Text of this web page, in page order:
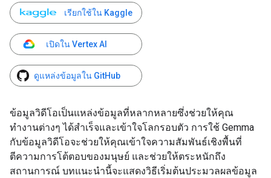
เรียกใช้ใน Kaggle
เปิดใน Vertex AI
ดูแหล่งข้อมูลใน GitHub
ข้อมูลวิดีโอเป็นแหล่งข้อมูลที่หลากหลายซึ่งช่วยให้คุณ
ทำงานต่างๆ ได้สำเร็จและเข้าใจโลกรอบตัว การใช้ Gemma
กับข้อมูลวิดีโอจะช่วยให้คุณเข้าใจความสัมพันธ์เชิงพื้นที่
ตีความการโต้ตอบของมนุษย์ และช่วยให้ตระหนักถึง
สถานการณ์ บทแนะนำนี้จะแสดงวิธีเริ่มต้นประมวลผลข้อมูล